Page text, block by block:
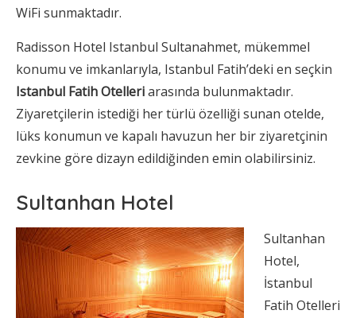
WiFi sunmaktadır.
Radisson Hotel Istanbul Sultanahmet, mükemmel
konumu ve imkanlarıyla, Istanbul Fatih’deki en seçkin
Istanbul Fatih Otelleriarasında bulunmaktadır.
Ziyaretçilerin istediği her türlü özelliği sunan otelde,
lüks konumun ve kapalı havuzun her bir ziyaretçinin
zevkine göre dizayn edildiğinden emin olabilirsiniz.
Sultanhan Hotel
Sultanhan
Hotel,
İstanbul
Fatih Otelleri